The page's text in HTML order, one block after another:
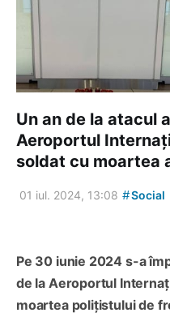
Un an de la atacul
Aeroportul
soldat cu moartea
01 iul. 2024, 13:08 #Social
Pe 30 iunie 2024 s-a
de la Aeroportul
moartea polițistului de